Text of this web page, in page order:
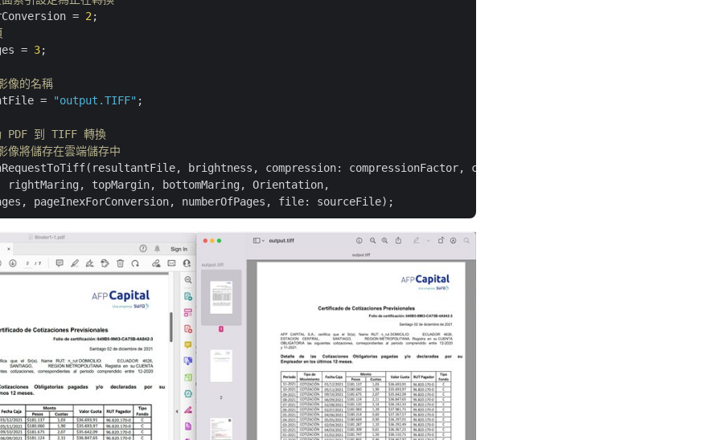
= 2
= 3;
的名稱
= "output.TIFF" ;
到 TIFF 轉換
將儲存在雲端儲存中
brightness, compression: compressionFactor, colorDepth: colorDepthValue,
rightMaring, topMargin, bottomMaring, Orientation,